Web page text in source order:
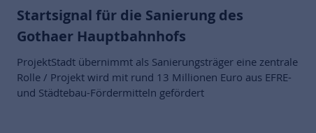
Startsignal für die Sanierung des
Gothaer Hauptbahnhofs
ProjektStadt übernimmt als Sanierungsträger eine zentrale
Rolle / Projekt wird mit rund 13 Millionen Euro aus EFRE-
und Städtebau-Fördermitteln gefördert